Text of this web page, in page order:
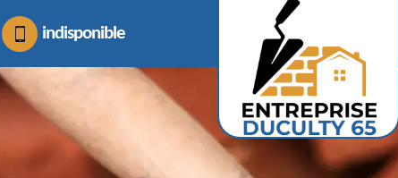
indisponible